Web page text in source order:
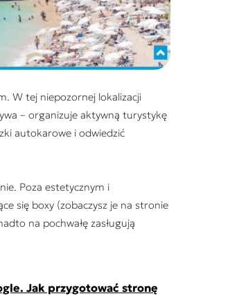
W tej niepozornej lokalizacji
– organizuje aktywną turystykę
autokarowe i odwiedzić
Poza estetycznym i
się boxy (zobaczysz je na stronie
na pochwałę zasługują
Jak przygotować stronę